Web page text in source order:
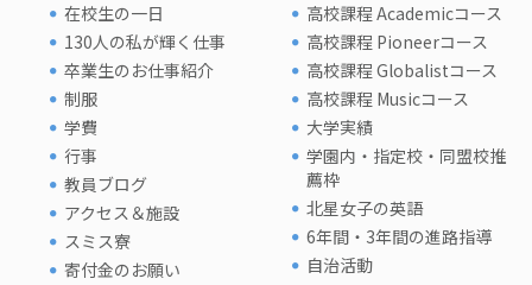
在校生の一日
130人の私が輝く仕事
卒業生のお仕事紹介
制服
学費
行事
教員ブログ
アクセス＆施設
スミス寮
寄付金のお願い
高校課程 Academicコース
高校課程 Pioneerコース
高校課程 Globalistコース
高校課程 Musicコース
大学実績
学園内・指定校・同盟校推
薦枠
北星女子の英語
6年間・3年間の進路指導
自治活動